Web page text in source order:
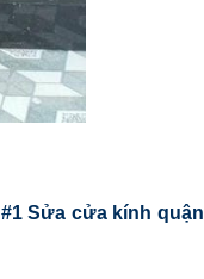
#1 Sửa cửa kính quận